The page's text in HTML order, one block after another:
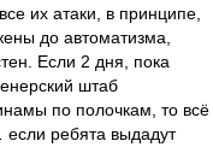
их атаки, в принципе,
до автоматизма,
Если 2 дня, пока
штаб
по полочкам, то всё
если ребята выдадут